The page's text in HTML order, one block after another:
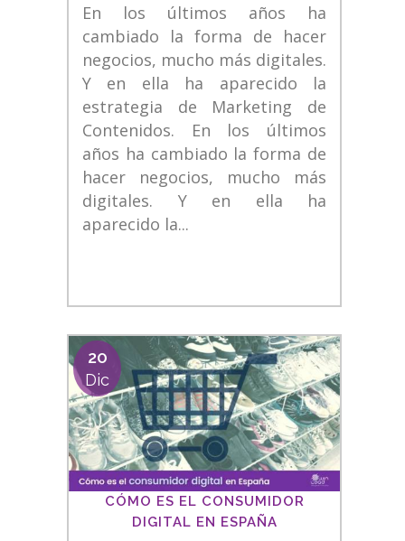
En los últimos años ha
cambiado la forma de hacer
negocios, mucho más digitales.
Y en ella ha aparecido la
estrategia de Marketing de
Contenidos. En los últimos
años ha cambiado la forma de
hacer negocios, mucho más
digitales. Y en ella ha
aparecido la...
20
Dic
CÓMO ES EL CONSUMIDOR
DIGITAL EN ESPAÑA